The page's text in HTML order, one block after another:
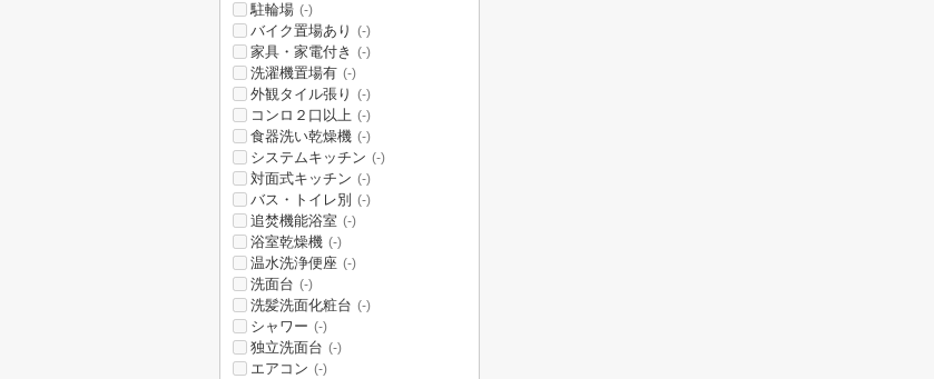
駐輪場 (-)
バイク置場あり (-)
家具・家電付き (-)
洗濯機置場有 (-)
外観タイル張り (-)
コンロ２口以上 (-)
食器洗い乾燥機 (-)
システムキッチン (-)
対面式キッチン (-)
バス・トイレ別 (-)
追焚機能浴室 (-)
浴室乾燥機 (-)
温水洗浄便座 (-)
洗面台 (-)
洗髪洗面化粧台 (-)
シャワー (-)
独立洗面台 (-)
エアコン (-)